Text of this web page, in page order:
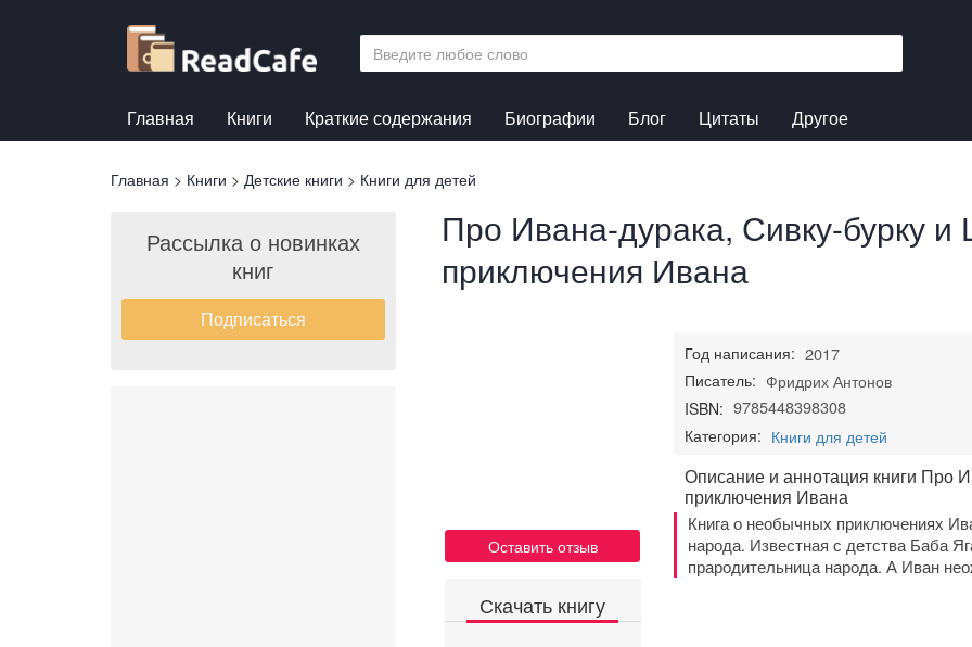
Главная
Книги Краткие содержания Биографии Блог Цитаты Другое
Вы
Главная > Книги > Детские книги > Книги для детей
Рассылка о новинках
книг
Подписаться
Про Ивана-дурака, Сивку-бурку
приключения Ивана
Оставить отзыв
Скачать книгу
Год написания: 2017
Писатель: Фридрих Антонов
ISBN: 9785448398308
Категория: Книги для детей
Описание и аннотация книги Про
приключения Ивана
Книга о необычных приключениях
народа. Известная с детства Баба
прародительница народа. А Иван